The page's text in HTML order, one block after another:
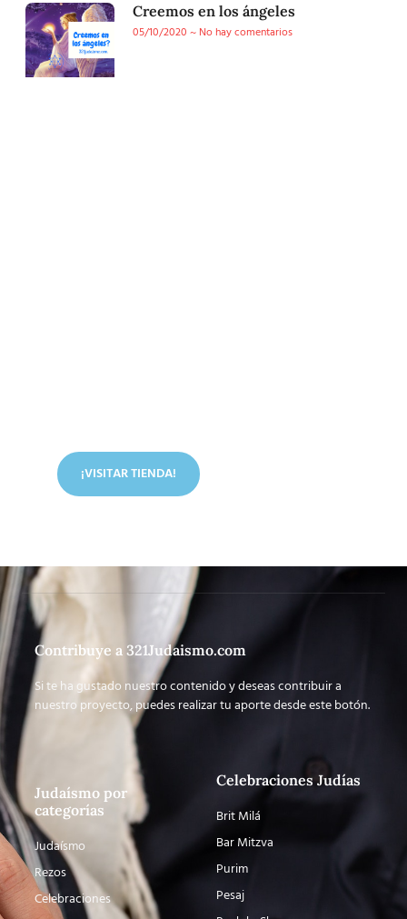
Creemos en los ángeles
05/10/2020
No hay comentarios
¡VISITAR TIENDA!
Contribuye a 321Judaismo.com
Si te ha gustado nuestro contenido y deseas contribuir a
nuestro proyecto, puedes realizar tu aporte desde este botón.
Judaísmo por
categorías
Judaísmo
Rezos
Celebraciones
Celebraciones Judías
Brit Milá
Bar Mitzva
Purim
Pesaj